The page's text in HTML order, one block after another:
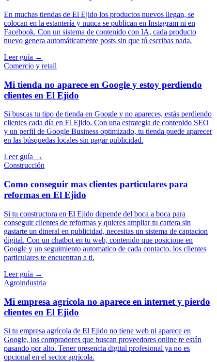
En muchas tiendas de El Ejido los productos nuevos llegan, se
colocan en la estantería y nunca se publican en Instagram ni en
Facebook. Con un sistema de contenido con IA, cada producto
nuevo genera automáticamente posts sin que tú escribas nada.
Leer guía →
Comercio y retail
Mi tienda no aparece en Google y estoy perdiendo
clientes en El Ejido
Si buscas tu tipo de tienda en Google y no apareces, estás perdiendo
clientes cada día en El Ejido. Con una estrategia de contenido SEO
y un perfil de Google Business optimizado, tu tienda puede aparecer
en las búsquedas locales sin pagar publicidad.
Leer guía →
Construcción
Como conseguir mas clientes particulares para
reformas en El Ejido
Si tu constructora en El Ejido depende del boca a boca para
conseguir clientes de reformas y quieres ampliar tu cartera sin
gastarte un dineral en publicidad, necesitas un sistema de captacion
digital. Con un chatbot en tu web, contenido que posicione en
Google y un seguimiento automatico de cada contacto, los clientes
particulares te encuentran a ti.
Leer guía →
Agroindustria
Mi empresa agrícola no aparece en internet y pierdo
clientes en El Ejido
Si tu empresa agrícola de El Ejido no tiene web ni aparece en
Google, los compradores que buscan proveedores online te están
pasando por alto. Tener presencia digital profesional ya no es
opcional en el sector agrícola.